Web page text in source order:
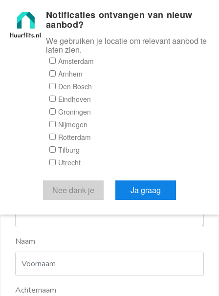
Huurflits
Reactieformulier
Huurflits
Verstuur je bericht
Door een bericht te sturen kom je in contact met de
aanbieder of makelaar van de woning.
Naam
Achternaam
Notificaties ontvangen van nieuw
aanbod?
We gebruiken je locatie om relevant aanbod te
laten zien.
Amsterdam
Arnhem
Den Bosch
Eindhoven
Groningen
Nijmegen
Rotterdam
Tilburg
Utrecht
Nee dank je Ja graag